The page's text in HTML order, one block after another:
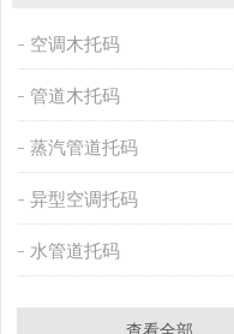
空调木托码
管道木托码
蒸汽管道托码
异型空调托码
水管道托码